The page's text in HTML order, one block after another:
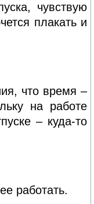
чувствую
плакать и
что время –
на работе
– куда-то
работать.